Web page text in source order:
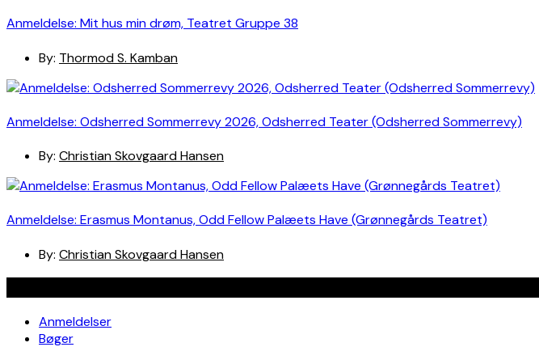
Anmeldelse: Mit hus min drøm, Teatret Gruppe 38
By: Thormod S. Kamban
Anmeldelse: Odsherred Sommerrevy 2026, Odsherred Teater (Odsherred Sommerrevy)
By: Christian Skovgaard Hansen
Anmeldelse: Erasmus Montanus, Odd Fellow Palæets Have (Grønnegårds Teatret)
By: Christian Skovgaard Hansen
Anmeldelser
Bøger